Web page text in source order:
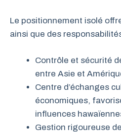
Le positionnement isolé
ainsi que des
Contrôle et sécurité
entre Asie et
Centre d’échanges
économiques,
influences
Gestion rigoureuse